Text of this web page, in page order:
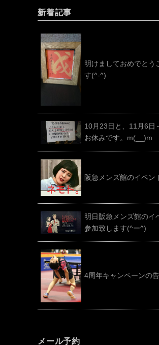
新着記事
明けましておめでとう
す(^-^)
10月23日と、11月6日
お休みです。m(__)m
阪急メンズ館のイベン
明日阪急メンズ館のイ
参加致します(^ー^)
4周年キャンペーンの
メール予約